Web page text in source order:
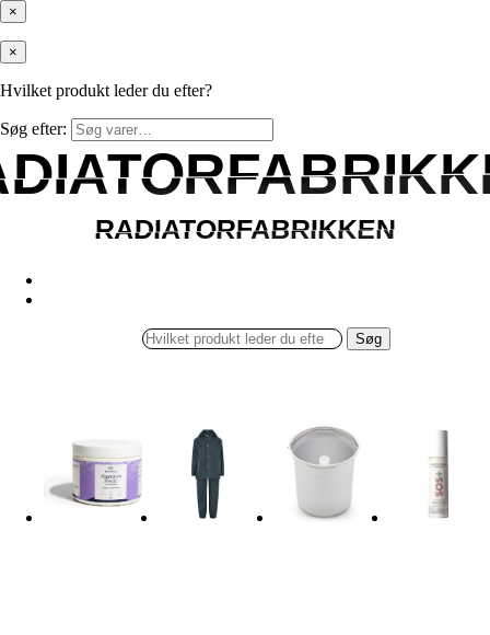
×
×
Hvilket produkt leder du efter?
Søg efter:
RADIATORFABRIKKEN
RADIATORFABRIKKEN
Søg